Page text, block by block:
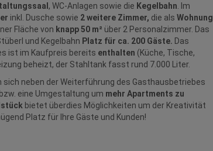
, WC-Anlagen sowie die Kegelbahn. Im
inkl. Dusche sowie 2 weitere Zimmer, die als Wohnung
Fläche von knapp 50 m² über 2 Personalzimmer. Das
und Kegelbahn Platz für ca. 200 Gäste. Das
ist im Kaufpreis bereits enthalten (Küche, Tische,
beheizt, der Stahltank fasst rund 7.000 Liter.
sich neben der Weiterführung des Gasthausbetriebes
bzw. eine Umgestaltung um mehr Apartments zu
bietet überdies Möglichkeiten um der Kreativität
Platz für Ihre Gäste und Kunden!